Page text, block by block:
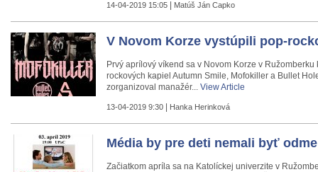
14-04-2019 15:05 Matúš Ján Capko
V Novom Korze vystúpili pop-
Prvý aprílový víkend sa v Novom Korze v Ružomberku
rockových kapiel Autumn Smile, Mofokiller a Bullet
zorganizoval manažér... View Article
13-04-2019 9:30 Hanka Herinková
Média by pre deti nemali byť
Začiatkom apríla sa na Katolíckej univerzite v